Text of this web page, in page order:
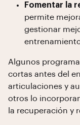
Fomentar la
permite
gestionar
Algunos
cortas antes del
articulaciones y
otros lo
la recuperación y